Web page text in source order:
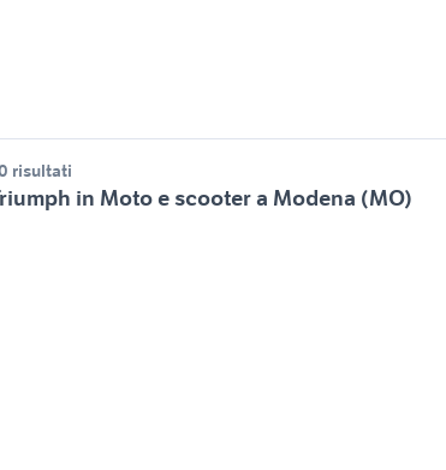
risultati
in Moto e scooter a Modena (MO)